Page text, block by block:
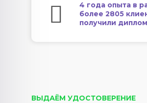
4 года опыта в
более 2805
получили
ВЫДАЁМ УДОСТОВЕРЕНИЕ